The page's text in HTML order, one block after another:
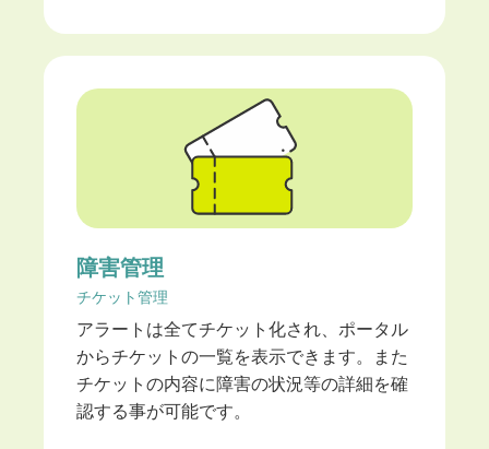
障害管理
チケット管理
アラートは全てチケット化され、ポータル
からチケットの一覧を表示できます。また
チケットの内容に障害の状況等の詳細を確
認する事が可能です。